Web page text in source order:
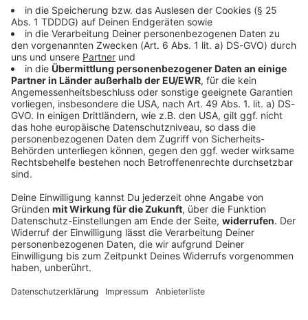
Bayern
Rauch im Maschinenraum - Zug mit 500
Fahrgästen evakuiert
Rauch und Schmorgeruch aus der Lok: Ein
Regionalzug mit Hunderten Fahrgästen muss in
steckte hinter dem Zwischenfall?